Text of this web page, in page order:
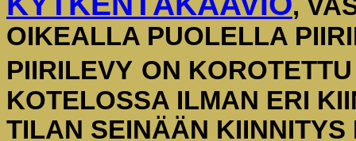
,
OIKEALLA PUOLELLA
PIIRILEVY ON
KOTELOSSA ILMAN ERI
TILAN SEINÄÄN